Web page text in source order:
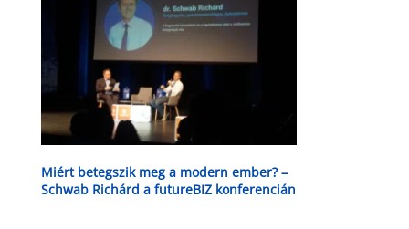
Miért betegszik meg a modern ember? –
Schwab Richárd a futureBIZ konferencián